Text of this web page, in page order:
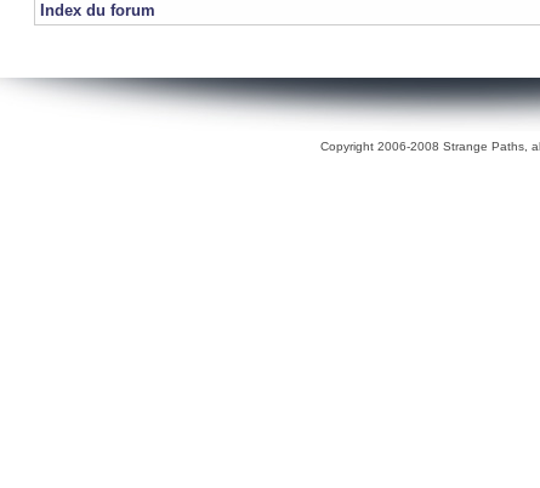
Index du forum
Copyright 2006-2008 Strange Paths,